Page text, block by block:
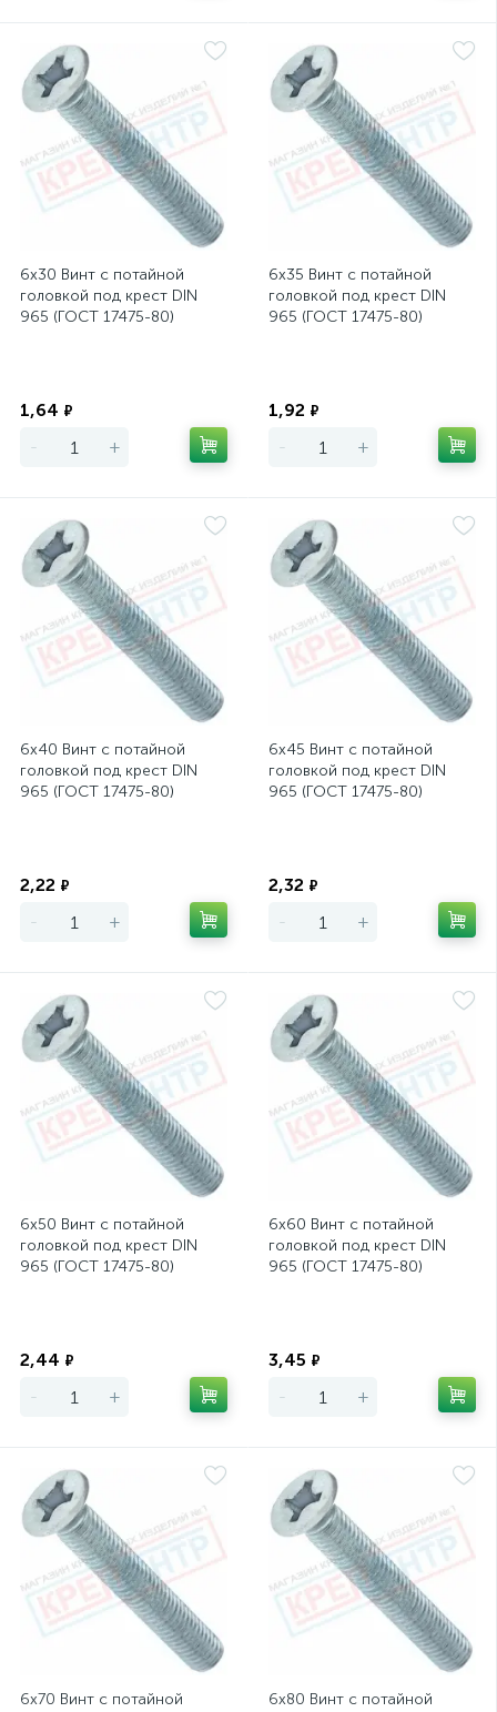
6х30 Винт с потайной
головкой под крест DIN
965 (ГОСТ 17475-80)
1,64 ₽
- +
6х35 Винт с потайной
головкой под крест DIN
965 (ГОСТ 17475-80)
1,92 ₽
- +
6х40 Винт с потайной
головкой под крест DIN
965 (ГОСТ 17475-80)
2,22 ₽
- +
6х45 Винт с потайной
головкой под крест DIN
965 (ГОСТ 17475-80)
2,32 ₽
- +
6х50 Винт с потайной
головкой под крест DIN
965 (ГОСТ 17475-80)
2,44 ₽
- +
6х60 Винт с потайной
головкой под крест DIN
965 (ГОСТ 17475-80)
3,45 ₽
- +
6х70 Винт с потайной
6х80 Винт с потайной